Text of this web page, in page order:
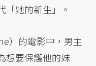
「她的新生」。
）的電影中，男主
想要保護他的妹